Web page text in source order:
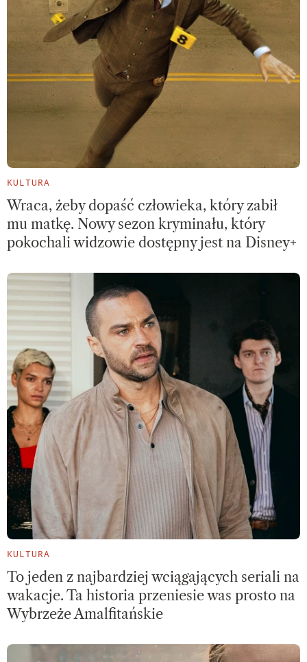
KULTURA
Wraca, żeby dopaść człowieka, który zabił
mu matkę. Nowy sezon kryminału, który
pokochali widzowie dostępny jest na Disney+
KULTURA
To jeden z najbardziej wciągających seriali na
wakacje. Ta historia przeniesie was prosto na
Wybrzeże Amalfitańskie